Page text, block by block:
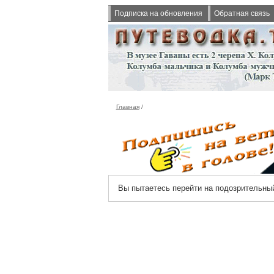
Подписка на обновления Обратная связь
Главная/
Вы пытаетесь перейти на